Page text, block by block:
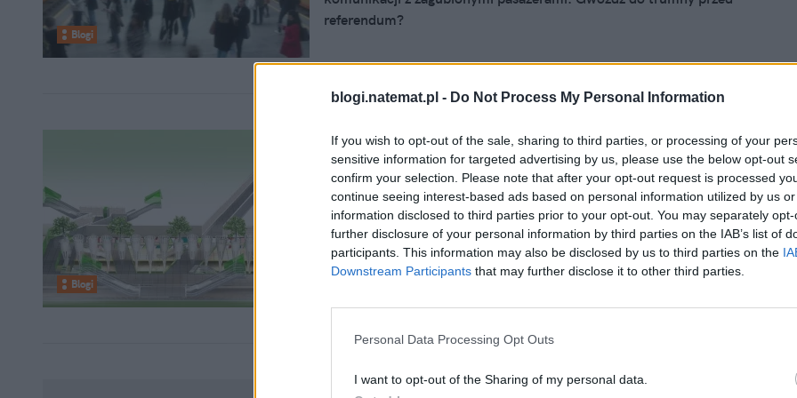
blogi.natemat.pl - Do Not Process My Personal Information
If you wish to opt-out of the sale, sharing to third parties, or processing of your
sensitive information for targeted advertising by us, please use the below opt-out
confirm your selection. Please note that after your opt-out request is processed
continue seeing interest-based ads based on personal information utilized by us
information disclosed to third parties prior to your opt-out. You may separately
further disclosure of your personal information by third parties on the IAB’s list of
participants. This information may also be disclosed by us to third parties on the
Downstream Participants that may further disclose it to other third parties.
Personal Data Processing Opt Outs
I want to opt-out of the Sharing of my personal data.
Blogi
referendum?
Blogi
25 maja 2013, 11:22
Tak będą wyglądać stacje II linii metra. Która
najfajniejsza?
Moim zdaniem wyglądają naprawdę fajnie..